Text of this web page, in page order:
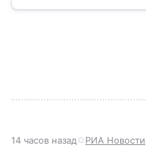
России, какие задачи
14 часов назад РИА Новости